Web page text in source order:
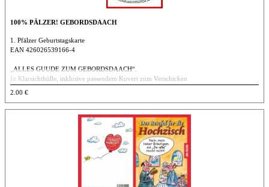
100% PÄLZER! GEBORDSDAACH
1. Pfälzer Geburtstagskarte
EAN 426026539166-4
„ALLES GUUDE ZUM GEBORDSDAACH“.
In Klarsichthülle, inklusive passendem Kuvert zum Verschicken
2.00 €